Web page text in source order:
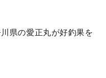
県の愛正丸が好釣果を